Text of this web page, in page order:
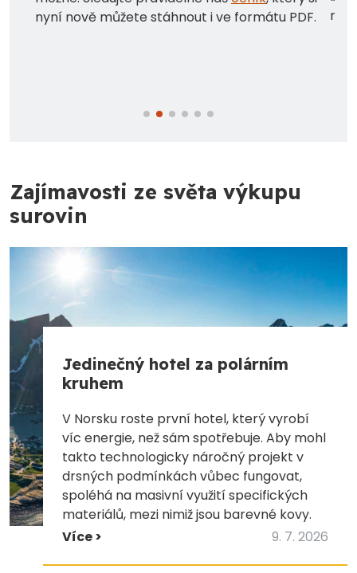
nyní nově můžete stáhnout i ve formátu PDF.
Zajímavosti ze světa výkupu
surovin
Jedinečný hotel za polárním
kruhem
V Norsku roste první hotel, který vyrobí
víc energie, než sám spotřebuje. Aby mohl
takto technologicky náročný projekt v
drsných podmínkách vůbec fungovat,
spoléhá na masivní využití specifických
materiálů, mezi nimiž jsou barevné kovy.
Více >
9. 7. 2026